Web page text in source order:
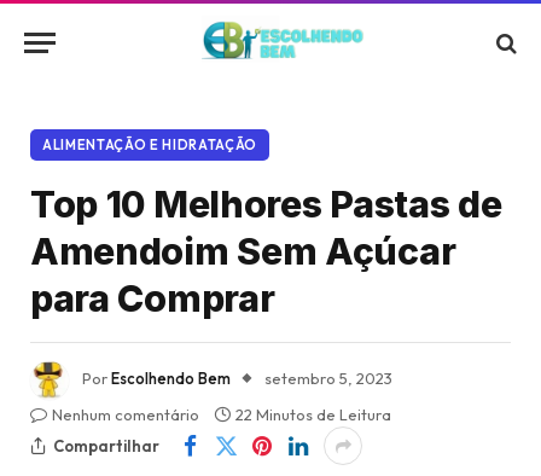
ALIMENTAÇÃO E HIDRATAÇÃO
Top 10 Melhores Pastas de
Amendoim Sem Açúcar
para Comprar
PorEscolhendo Bem
setembro 5, 2023
Nenhum comentário
22 Minutos de Leitura
Compartilhar